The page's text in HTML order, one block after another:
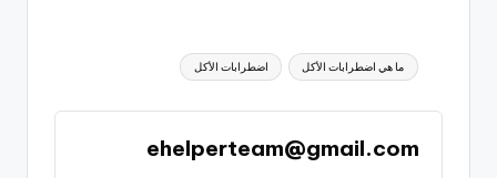
العلامات: اضطرابات الأكل ما هي اضطرابات الأكل
ehelperteam@gmail.com